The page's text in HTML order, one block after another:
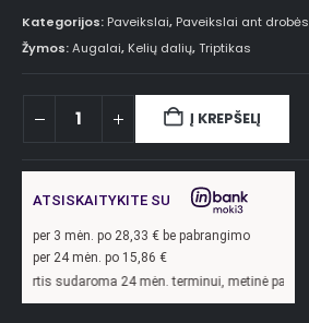
Kategorijos: Paveikslai, Paveikslai ant drobės
Žymos:Augalai, Kelių dalių,Triptikas
Į KREPŠELĮ
ATSISKAITYKITE SU
per 3 mėn. po 28,33 € be pabrangimo
per 24 mėn. po 15,86 €
24 mėn. terminui, metinė palūkanų norma –